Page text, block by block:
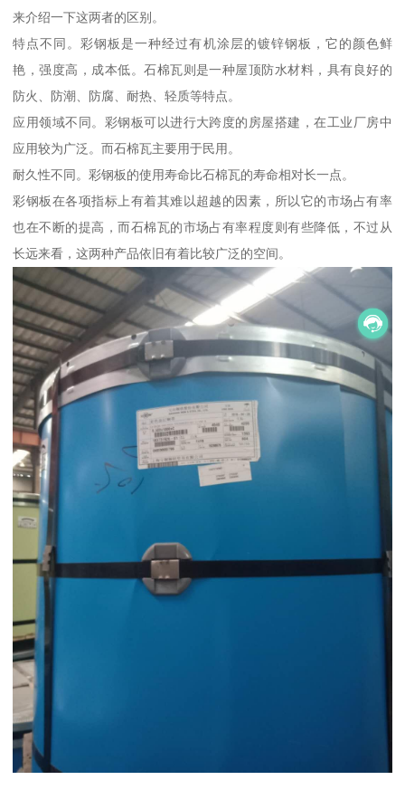
来介绍一下这两者的区别。
特点不同。彩钢板是一种经过有机涂层的镀锌钢板，它的颜色鲜
艳，强度高，成本低。石棉瓦则是一种屋顶防水材料，具有良好的
防火、防潮、防腐、耐热、轻质等特点。
应用领域不同。彩钢板可以进行大跨度的房屋搭建，在工业厂房中
应用较为广泛。而石棉瓦主要用于民用。
耐久性不同。彩钢板的使用寿命比石棉瓦的寿命相对长一点。
彩钢板在各项指标上有着其难以超越的因素，所以它的市场占有率
也在不断的提高，而石棉瓦的市场占有率程度则有些降低，不过从
长远来看，这两种产品依旧有着比较广泛的空间。